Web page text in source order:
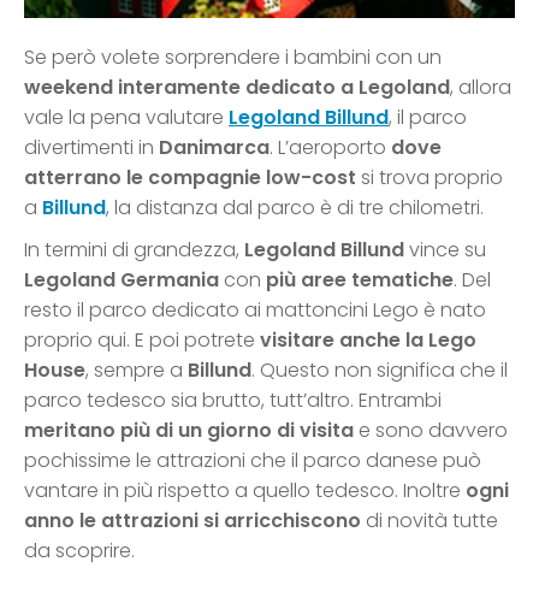
Se però volete sorprendere i bambini con un
weekend interamente dedicato a Legoland, allora
vale la pena valutare Legoland Billund, il parco
divertimenti in Danimarca. L’aeroporto dove
atterrano le compagnie low-cost si trova proprio
a Billund, la distanza dal parco è di tre chilometri.
In termini di grandezza, Legoland Billundvince su
Legoland Germania con più aree tematiche. Del
resto il parco dedicato ai mattoncini Lego è nato
proprio qui. E poi potrete visitare anche la Lego
House, sempre a Billund. Questo non significa che il
parco tedesco sia brutto, tutt’altro. Entrambi
meritano più di un giorno di visita e sono davvero
pochissime le attrazioni che il parco danese può
vantare in più rispetto a quello tedesco. Inoltre ogni
anno le attrazioni si arricchiscono di novità tutte
da scoprire.